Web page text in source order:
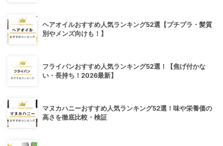
ヘアオイルおすすめ人気ランキング52選【プチプラ・髪質
別やメンズ向けも！】
フライパンおすすめ人気ランキング52選！【焦げ付かな
い・長持ち！2026最新】
マヌカハニーおすすめ人気ランキング52選！味や栄養価の
高さを徹底比較・検証